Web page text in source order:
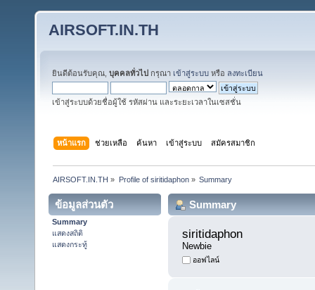
AIRSOFT.IN.TH
ยินดีต้อนรับคุณ, บุคคลทั่วไป กรุณา เข้าสู่ระบบ หรือ ลงทะเบียน
เข้าสู่ระบบด้วยชื่อผู้ใช้ รหัสผ่าน และระยะเวลาในเซสชั่น
หน้าแรก ช่วยเหลือ ค้นหา เข้าสู่ระบบ สมัครสมาชิก
AIRSOFT.IN.TH » Profile of siritidaphon» Summary
ข้อมูลส่วนตัว
Summary
แสดงสถิติ
แสดงกระทู้
Summary
siritidaphon
Newbie
ออฟไลน์